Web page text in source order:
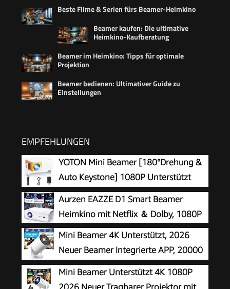
Beste Filme & Serien fürs Beamer-Heimkino
Beamer kaufen: Die ultimative
Heimkino-Kaufberatung
Beamer im Heimkino: Tipps für optimale
Projektion
Beamer bedienen: Ultimativer Guide zu
Einstellungen
EMPFEHLUNGEN
YOTON Mini Beamer [180°Drehung &
Auto Keystone] 1080P Unterstützt
15000L
Aurzen EAZZE D1 Smart Beamer
Heimkino mit Netflix ＆ Dolby, 1080P
Mini Beamer 4K Unterstützt, 2026
Neuer Beamer Integrierte APP, 20000
Lumens mit Android 14, Automatische
Trapezkorrektur, WiFi 6 und Bluetooth 5.4, 180°
Mini Beamer Unterstützt 4K 1080P
2026 Neuer Tragbarer Projektor mit